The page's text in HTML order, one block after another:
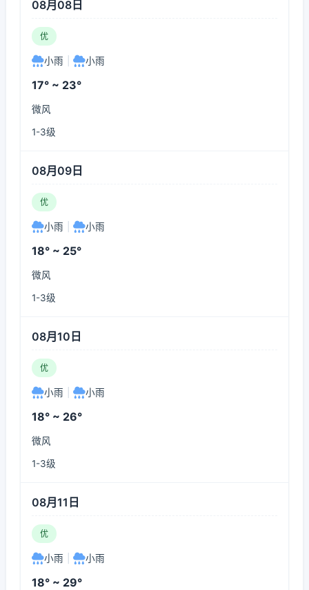
08月08日
优
小雨 小雨
17° ~ 23°
微风
1-3级
08月09日
优
小雨 小雨
18° ~ 25°
微风
1-3级
08月10日
优
小雨 小雨
18° ~ 26°
微风
1-3级
08月11日
优
小雨 小雨
18° ~ 29°